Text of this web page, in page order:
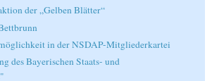
der „Gelben Blätter“
in der NSDAP-Mitgliederkartei
des Bayerischen Staats- und